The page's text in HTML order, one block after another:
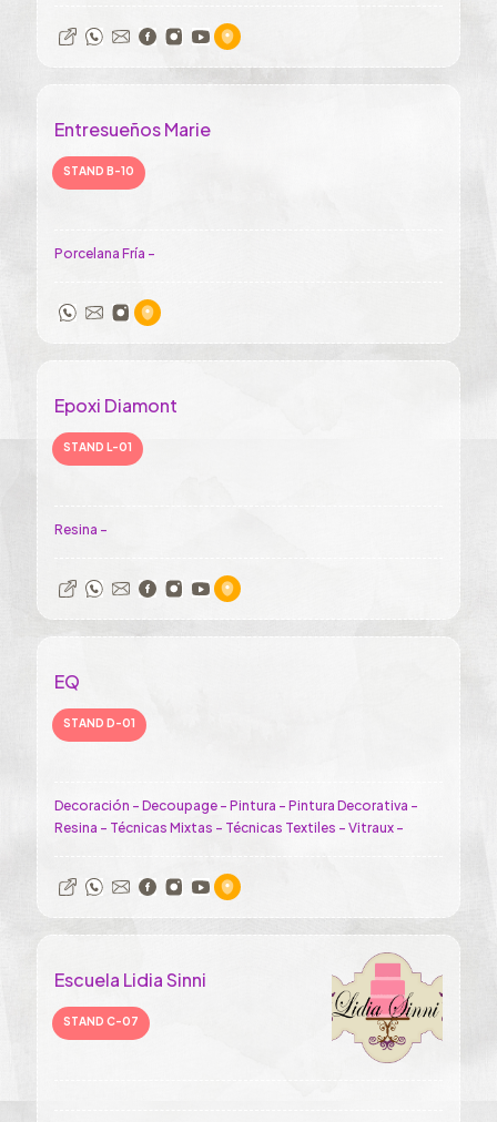
Entresueños Marie
STAND B-10
Porcelana Fría -
Epoxi Diamont
STAND L-01
Resina -
EQ
STAND D-01
Decoración - Decoupage - Pintura - Pintura Decorativa -
Resina - Técnicas Mixtas - Técnicas Textiles - Vitraux -
Escuela Lidia Sinni
STAND C-07